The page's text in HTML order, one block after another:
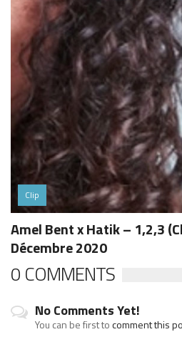
Clip
Amel Bent x Hatik – 1,2,3
Décembre 2020
0 COMMENTS
No Comments Yet!
You can be first tocomment this